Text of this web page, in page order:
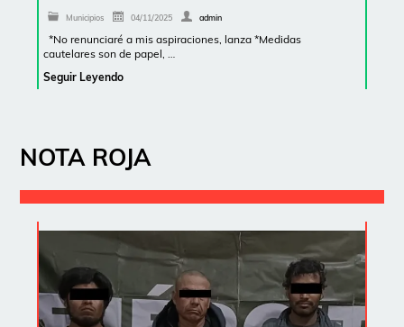
Municipios 04/11/2025 admin
*No renunciaré a mis aspiraciones, lanza *Medidas
cautelares son de papel, …
Seguir Leyendo
NOTA ROJA